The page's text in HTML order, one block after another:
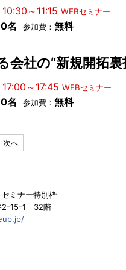
～11:15 WEBセミナー
名 参加費： 無料
会社の“新規開拓
～17:45 WEBセミナー
名 参加費： 無料
次へ
ミナー特別枠
2-15-1 32階